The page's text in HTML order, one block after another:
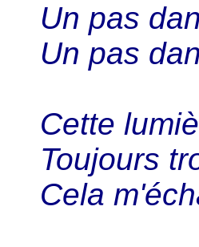
Un pas
Un pas
Cette
Toujours
Cela